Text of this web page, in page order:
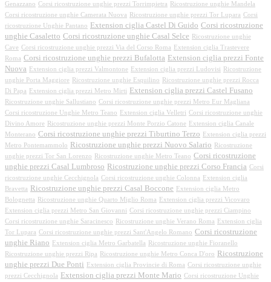
Genazzano Corsi ricostruzione unghie prezzi Torrimpietra
Ricostruzione unghie Mandela
Corsi ricostruzione unghie Camerata Nuova
Ricostruzione unghie prezzi Tor Lupara Corsi
ricostruzione Unghie Pantano
Extension ciglia Castel Di Guido Corsi ricostruzione
unghie Casaletto Corsi ricostruzione unghie Casal Selce
Ricostruzione unghie
Cave Corsi ricostruzione unghie prezzi Via del Corso Roma
Extension ciglia Trastevere
Roma Corsi ricostruzione unghie prezzi Bufalotta Extension ciglia prezzi Fonte
Nuova
Extension ciglia prezzi Valmontone Extension ciglia prezzi Ludovisi
Ricostruzione
unghie Porta Maggiore
Ricostruzione unghie Esquilino
Ricostruzione unghie prezzi Rocca
Di Papa
Extension ciglia prezzi Metro Mirti Extension ciglia prezzi Castel Fusano
Ricostruzione unghie Sallustiano Corsi ricostruzione unghie prezzi Metro Eur Magliana
Corsi ricostruzione Unghie Metro Teano
Extension ciglia Velletri Corsi ricostruzione unghie
Divino Amore
Ricostruzione unghie prezzi Monte Porzio Catone
Extension ciglia Canale
Monterano Corsi ricostruzione unghie prezzi Tiburtino Terzo
Extension ciglia prezzi
Metro Pontemammolo
Ricostruzione unghie prezzi Nuovo Salario
Ricostruzione
unghie prezzi Tor San Lorenzo
Ricostruzione unghie Metro Teano Corsi ricostruzione
unghie prezzi Casal Lumbroso Ricostruzione unghie prezzi Corso Francia Corsi
ricostruzione unghie Cecchignola Corsi ricostruzione unghie Colonna
Extension ciglia
Bravetta
Ricostruzione unghie prezzi Casal Boccone
Extension ciglia Metro
Bolognetta
Ricostruzione unghie Quarto Miglio Roma
Extension ciglia prezzi Vicovaro
Extension ciglia prezzi Metro San Giovanni Corsi ricostruzione unghie prezzi Ciampino
Corsi ricostruzione unghie Saracinesco
Ricostruzione unghie Verano Roma
Extension ciglia
Tor Lupara Corsi ricostruzione unghie prezzi Sant'Angelo Romano Corsi ricostruzione
unghie Riano
Extension ciglia Metro Garbatella
Ricostruzione unghie Fioranello
Ricostruzione unghie prezzi Ripa
Ricostruzione unghie Metro Conca D'oro
Ricostruzione
unghie prezzi Due Ponti
Extension ciglia Provincie di Roma Corsi ricostruzione unghie
prezzi Cecchignola
Extension ciglia prezzi Monte Mario Corsi ricostruzione Unghie